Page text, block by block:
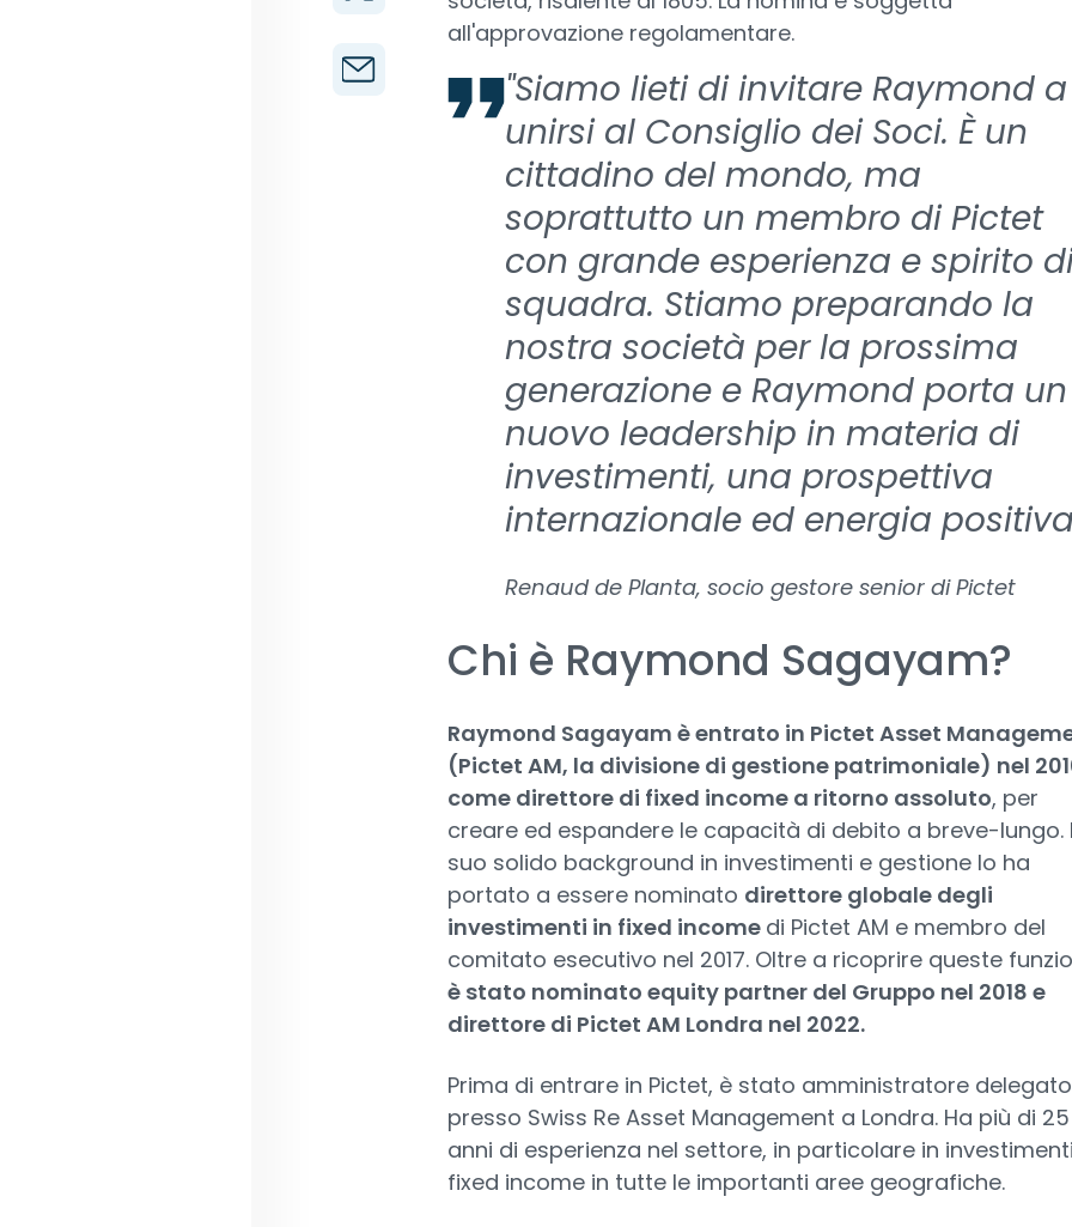
all'approvazione regolamentare.
"Siamo lieti di invitare Raymond a
unirsi al Consiglio dei Soci. È un
cittadino del mondo, ma
soprattutto un membro di Pictet
con grande esperienza e spirito
squadra. Stiamo preparando la
nostra società per la prossima
generazione e Raymond porta un
nuovo leadership in materia di
investimenti, una prospettiva
internazionale ed energia
Renaud de Planta, socio gestore senior di Pictet
Chi è Raymond Sagayam?
Raymond Sagayam è entrato in Pictet Asset
(Pictet AM, la divisione di gestione patrimoniale) nel
come direttore di fixed income a ritorno assoluto, per
creare ed espandere le capacità di debito a breve-lungo.
suo solido background in investimenti e gestione lo ha
portato a essere nominato direttore globale degli
investimenti in fixed income di Pictet AM e membro del
comitato esecutivo nel 2017. Oltre a ricoprire queste
è stato nominato equity partner del Gruppo nel 2018 e
direttore di Pictet AM Londra nel 2022.
Prima di entrare in Pictet, è stato amministratore delegato
presso Swiss Re Asset Management a Londra. Ha più di 25
anni di esperienza nel settore, in particolare in
fixed income in tutte le importanti aree geografiche.